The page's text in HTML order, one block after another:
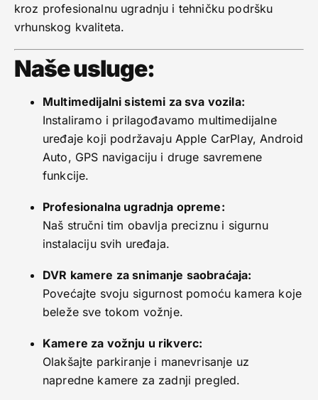
kroz profesionalnu ugradnju i tehničku podršku
vrhunskog kvaliteta.
Naše usluge:
Multimedijalni sistemi za sva vozila:
Instaliramo i prilagođavamo multimedijalne
uređaje koji podržavaju Apple CarPlay, Android
Auto, GPS navigaciju i druge savremene
funkcije.
Profesionalna ugradnja opreme:
Naš stručni tim obavlja preciznu i sigurnu
instalaciju svih uređaja.
DVR kamere za snimanje saobraćaja:
Povećajte svoju sigurnost pomoću kamera koje
beleže sve tokom vožnje.
Kamere za vožnju u rikverc:
Olakšajte parkiranje i manevrisanje uz
napredne kamere za zadnji pregled.